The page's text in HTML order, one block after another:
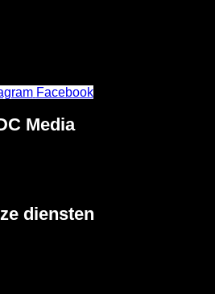
Facebook
Media
diensten